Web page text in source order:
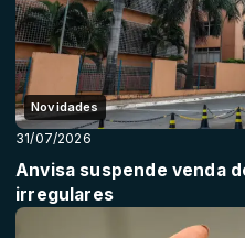
Novidades
31/07/2026
Anvisa suspende venda
irregulares